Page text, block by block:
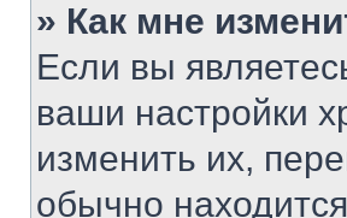
» Как мне
Если вы
ваши настройки
изменить их,
обычно